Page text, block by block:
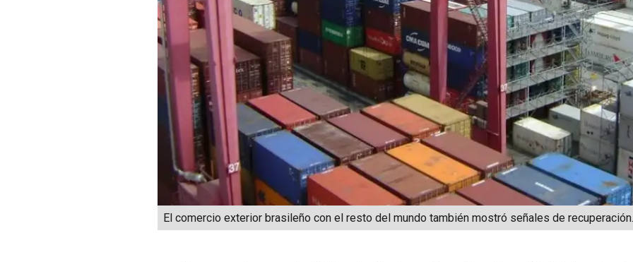
El comercio exterior brasileño con el resto del mundo también mostró señales de recuperación.